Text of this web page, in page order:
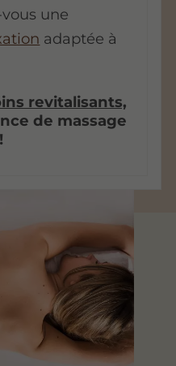
une
adaptée à
revitalisants,
de massage